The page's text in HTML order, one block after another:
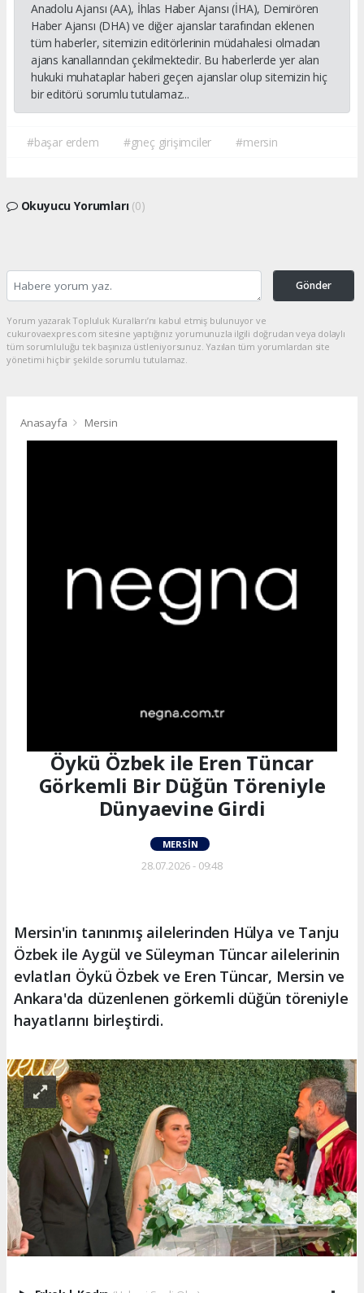
Anadolu Ajansı (AA), İhlas Haber Ajansı (İHA), Demirören
Haber Ajansı (DHA) ve diğer ajanslar tarafından eklenen
tüm haberler, sitemizin editörlerinin müdahalesi olmadan
ajans kanallarından çekilmektedir. Bu haberlerde yer alan
hukuki muhataplar haberi geçen ajanslar olup sitemizin hiç
bir editörü sorumlu tutulamaz...
#başar erdem #gneç girişimciler #mersin
Okuyucu Yorumları (0)
Gönder
Yorum yazarak Topluluk Kuralları’nı kabul etmiş bulunuyor ve
cukurovaexpres.com sitesine yaptığınız yorumunuzla ilgili doğrudan veya dolaylı
tüm sorumluluğu tek başınıza üstleniyorsunuz. Yazılan tüm yorumlardan site
yönetimi hiçbir şekilde sorumlu tutulamaz.
Anasayfa Mersin
Öykü Özbek ile Eren Tüncar
Görkemli Bir Düğün Töreniyle
Dünyaevine Girdi
MERSIN
28.07.2026 - 09:48
Mersin'in tanınmış ailelerinden Hülya ve Tanju
Özbek ile Aygül ve Süleyman Tüncar ailelerinin
evlatları Öykü Özbek ve Eren Tüncar, Mersin ve
Ankara'da düzenlenen görkemli düğün töreniyle
hayatlarını birleştirdi.